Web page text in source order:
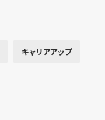
キャリアアップ